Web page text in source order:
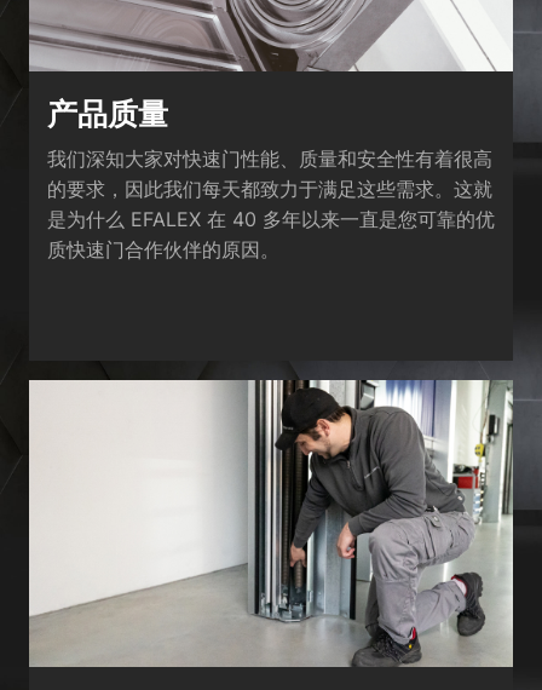
产品质量
我们深知大家对快速门性能、质量和安全性有着很高
的要求，因此我们每天都致力于满足这些需求。这就
是为什么 EFALEX 在 40 多年以来一直是您可靠的优
质快速门合作伙伴的原因。
Accept all Save
Accept only essential cookies
Back
Privacy Preference
Essential (1)
Essential cookies enable basic functions and are necessary for the
proper function of the website.
Content from video platforms and social media platforms is blocked by
default. If External Media cookies are accepted, access to those
contents no longer requires manual consent.
Show Cookie Information
Privacy Policy Imprint